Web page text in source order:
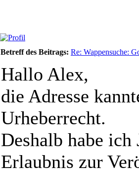
Betreff des Beitrags: Re: Wappensuche:
Hallo Alex,
die Adresse
Urheberrecht.
Deshalb habe
Erlaubnis zur